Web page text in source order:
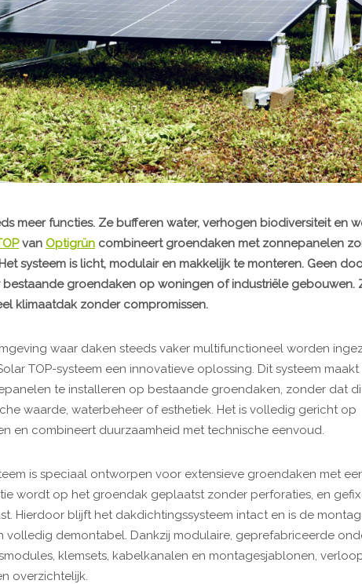
meer functies. Ze bufferen water, verhogen biodiversiteit en
van Optigrün combineert groendaken met zonnepanelen
systeem is licht, modulair en makkelijk te monteren. Geen
groendaken op woningen of industriële gebouwen.
klimaatdak zonder compromissen.
waar daken steeds vaker multifunctioneel worden
TOP-systeem een innovatieve oplossing. Dit systeem maakt
te installeren op bestaande groendaken, zonder dat
waarde, waterbeheer of esthetiek. Het is volledig gericht op
en combineert duurzaamheid met technische eenvoud.
is speciaal ontworpen voor extensieve groendaken met
wordt op het groendak geplaatst zonder perforaties, en
Hierdoor blijft het dakdichtingssysteem intact en is de
volledig demontabel. Dankzij modulaire, geprefabriceerde
klemsets, kabelkanalen en montagesjablonen,
overzichtelijk.